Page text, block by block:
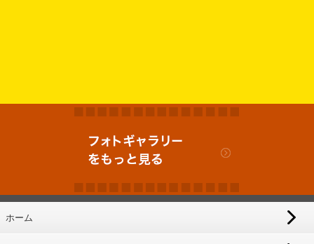
ホーム